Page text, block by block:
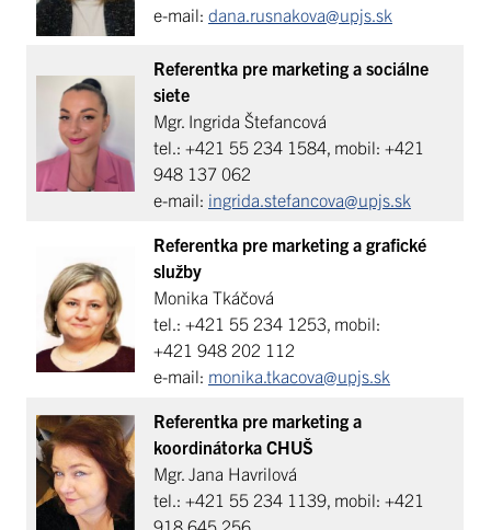
e-mail: dana.rusnakova@upjs.sk
Referentka pre marketing a sociálne
siete
Mgr. Ingrida Štefancová
tel.: +421 55 234 1584, mobil: +421
948 137 062
e-mail: ingrida.stefancova@upjs.sk
Referentka pre marketing a grafické
služby
Monika Tkáčová
tel.: +421 55 234 1253, mobil:
+421 948 202 112
e-mail: monika.tkacova@upjs.sk
Referentka pre marketing a
koordinátorka CHUŠ
Mgr. Jana Havrilová
tel.: +421 55 234 1139, mobil: +421
918 645 256